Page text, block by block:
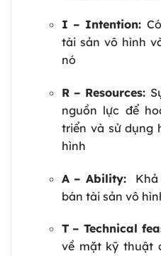
I – Intention:
tài sản vô hình
nó
R – Resources:
nguồn lực để
triển và sử dụng
hình
A – Ability:
bán tài sản vô
T – Technical
về mặt kỹ thuật